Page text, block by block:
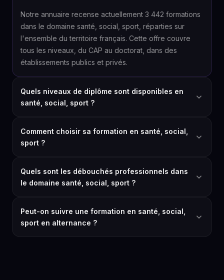
Notre annuaire recense actuellement 3 442 formations
dans le domaine santé, social, sport, réparties sur
l'ensemble du territoire français. Cette offre couvre
tous les niveaux, du CAP au doctorat, dans des
établissements publics et privés.
Quels niveaux de diplôme sont disponibles en
santé, social, sport ?
Comment choisir sa formation en santé, social,
sport ?
Quels sont les débouchés professionnels dans
le domaine santé, social, sport ?
Peut-on suivre une formation en santé, social,
sport en alternance ?